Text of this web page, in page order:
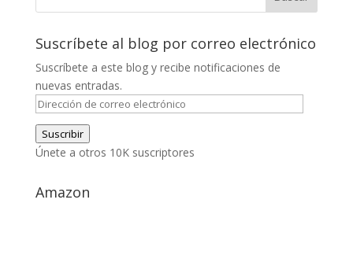
Suscríbete al blog por correo electrónico
Suscríbete a este blog y recibe notificaciones de
nuevas entradas.
Dirección
correo
electrónico
Suscribir
Únete a otros 10K suscriptores
Amazon